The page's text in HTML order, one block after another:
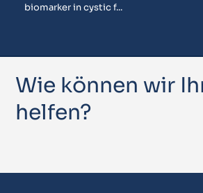
biomarker in cystic f...
Wie können wir
helfen?